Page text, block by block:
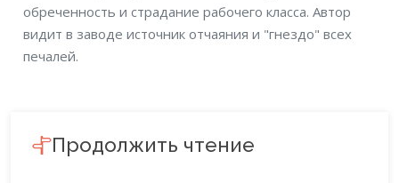
обреченность и страдание рабочего класса. Автор
видит в заводе источник отчаяния и "гнездо" всех
печалей.
Продолжить чтение